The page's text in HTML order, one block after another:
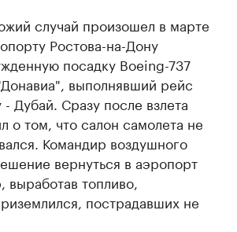
случай произошел в марте
Ростова-на-Дону
посадку Boeing-737
выполнявший рейс
Дубай. Сразу после взлета
о том, что салон самолета не
Командир воздушного
вернуться в аэропорт
выработав топливо,
пострадавших не